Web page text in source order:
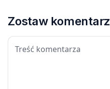
Zostaw komentarz